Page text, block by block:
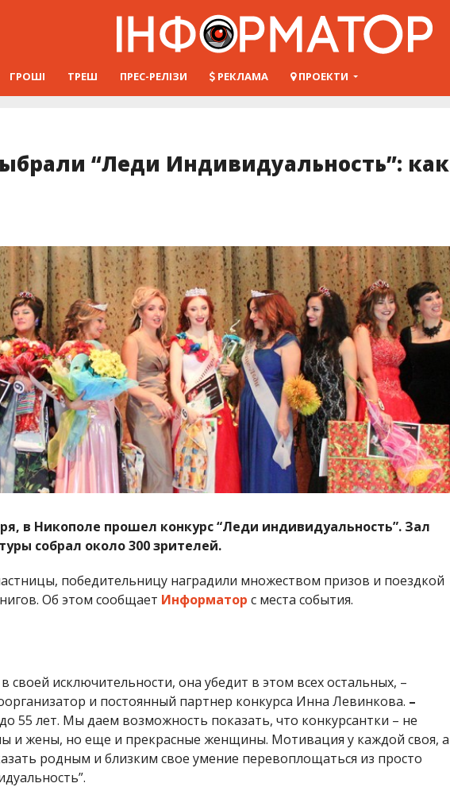
ГРОШІ ТРЕШ ПРЕС-РЕЛІЗИ РЕКЛАМА ПРОЕКТИ
“Леди Индивидуальность”: как
в Никополе прошел конкурс “Леди индивидуальность”. Зал
собрал около 300 зрителей.
победительницу наградили множеством призов и поездкой
Об этом сообщает Информатор с места события.
своей исключительности, она убедит в этом всех остальных, –
и постоянный партнер конкурса Инна Левинкова. –
55 лет. Мы даем возможность показать, что конкурсантки – не
и жены, но еще и прекрасные женщины. Мотивация у каждой своя, а
родным и близким свое умение перевоплощаться из просто